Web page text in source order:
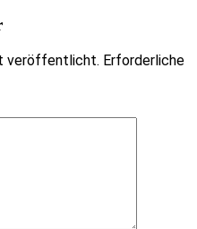
veröffentlicht. Erforderliche